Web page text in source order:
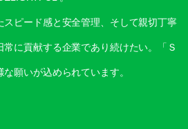
スピード感と安全管理、そして親切丁寧
に貢献する企業であり続けたい。「Ｓ
な願いが込められています。